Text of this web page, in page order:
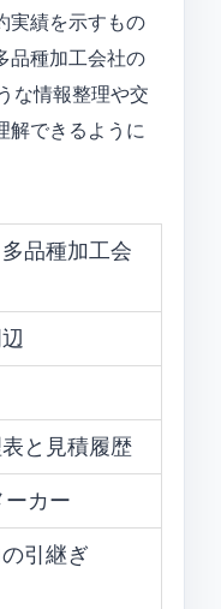
実績を示すもの
品種加工会社の
な情報整理や交
解できるように
品種加工会
と見積履歴
ーカー
引継ぎ